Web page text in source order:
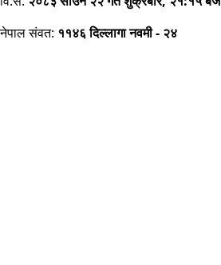
नेपाल संवत: ११४६ दिल्लागा नवमी - २४